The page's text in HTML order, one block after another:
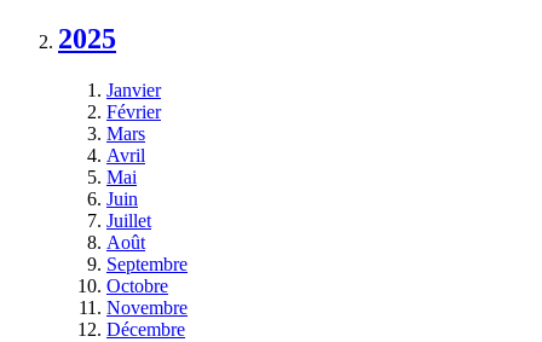
2025
Janvier
Février
Mars
Avril
Mai
Juin
Juillet
Août
Septembre
Octobre
Novembre
Décembre